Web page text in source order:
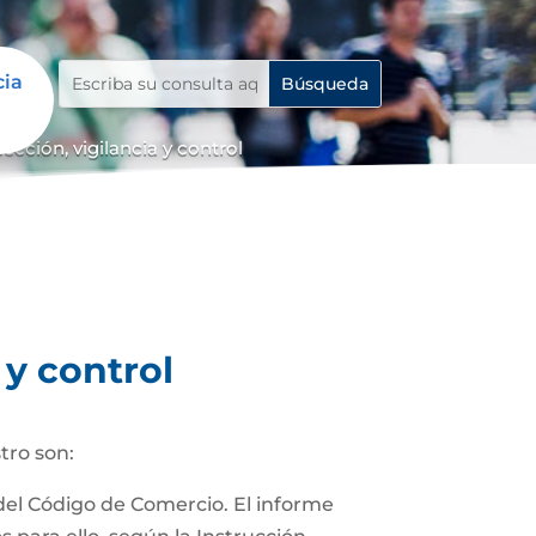
vigilancia y control
control
son:
Código de Comercio. El informe